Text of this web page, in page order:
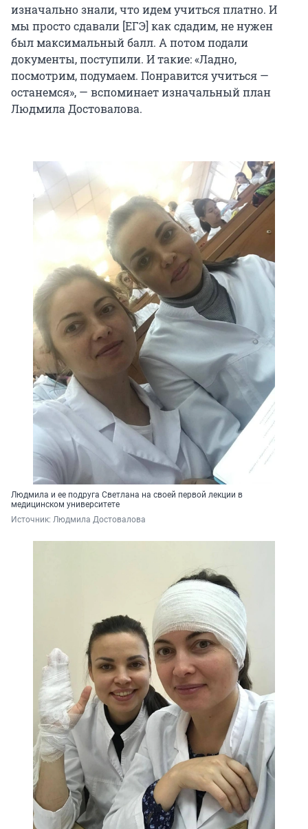
изначально знали, что идем учиться платно. И
мы просто сдавали [ЕГЭ] как сдадим, не нужен
был максимальный балл. А потом подали
документы, поступили. И такие: «Ладно,
посмотрим, подумаем. Понравится учиться —
останемся», — вспоминает изначальный план
Людмила Достовалова.
Людмила и ее подруга Светлана на своей первой лекции в
медицинском университете
Источник: Людмила Достовалова